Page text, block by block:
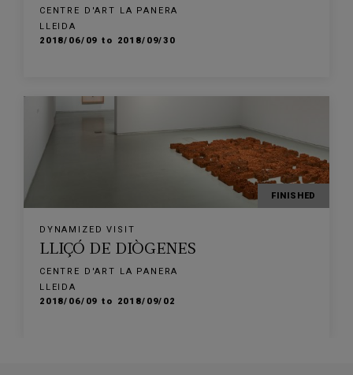
CENTRE D'ART LA PANERA
LLEIDA
2018/06/09 to 2018/09/30
FINISHED
DYNAMIZED VISIT
LLIÇÓ DE DIÒGENES
CENTRE D'ART LA PANERA
LLEIDA
2018/06/09 to 2018/09/02